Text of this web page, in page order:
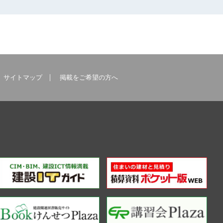
サイトマップ 掲載をご希望の方へ